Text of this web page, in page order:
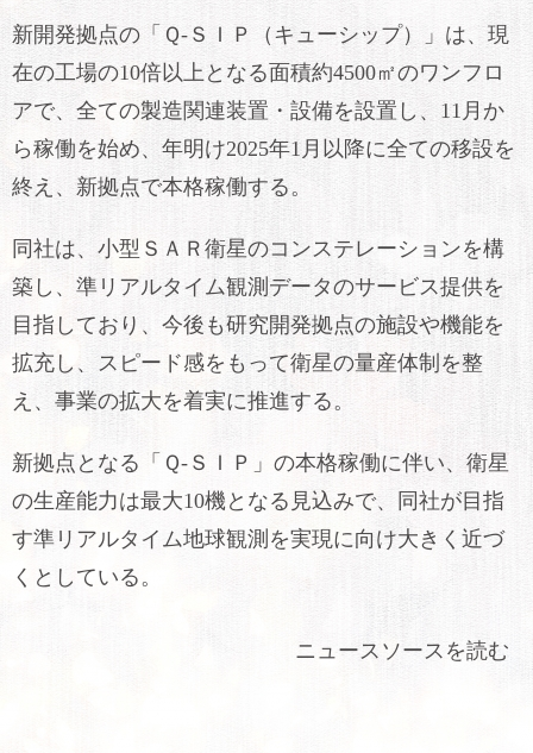
新開発拠点の「Ｑ-ＳＩＰ（キューシップ）」は、現
在の工場の10倍以上となる面積約4500㎡のワンフロ
アで、全ての製造関連装置・設備を設置し、11月か
ら稼働を始め、年明け2025年1月以降に全ての移設を
終え、新拠点で本格稼働する。
同社は、小型ＳＡＲ衛星のコンステレーションを構
築し、準リアルタイム観測データのサービス提供を
目指しており、今後も研究開発拠点の施設や機能を
拡充し、スピード感をもって衛星の量産体制を整
え、事業の拡大を着実に推進する。
新拠点となる「Ｑ-ＳＩＰ」の本格稼働に伴い、衛星
の生産能力は最大10機となる見込みで、同社が目指
す準リアルタイム地球観測を実現に向け大きく近づ
くとしている。
ニュースソースを読む